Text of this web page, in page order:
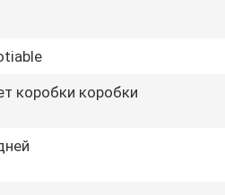
коробки коробки